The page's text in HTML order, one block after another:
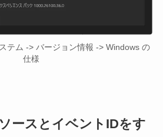
テム -> バージョン情報 -> Windows の
仕様
ースとイベントIDをす